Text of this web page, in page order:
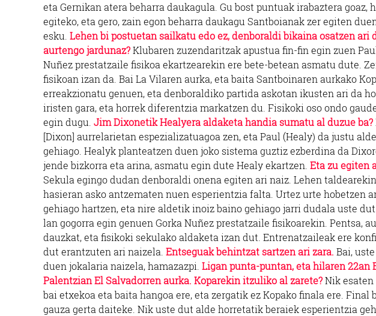
eta Gernikan atera beharra daukagula. Gu bost puntuak irabaztera goaz,
egiteko, eta gero, zain egon beharra daukagu Santboianak zer egiten
esku. Lehen bi postuetan sailkatu edo ez, denboraldi bikaina osatzen ari
aurtengo jardunaz?Klubaren zuzendaritzak apustua fin-fin egin zuen
Nuñez prestatzaile fisikoa ekartzearekin ere bete-betean asmatu dute.
fisikoan izan da. Bai La Vilaren aurka, eta baita Santboinaren aurkako
erreakzionatu genuen, eta denboraldiko partida askotan ikusten ari da
iristen gara, eta horrek diferentzia markatzen du. Fisikoki oso ondo
egin dugu. Jim Dixonetik Healyera aldaketa handia sumatu al duzue ba?
[Dixon] aurrelarietan espezializatuagoa zen, eta Paul (Healy) da justu
gehiago. Healyk planteatzen duen joko sistema guztiz ezberdina da
jende bizkorra eta arina, asmatu egin dute Healy ekartzen. Eta zu egiten
Sekula egingo dudan denboraldi onena egiten ari naiz. Lehen
hasieran asko antzematen nuen esperientzia falta. Urtez urte hobetzen
gehiago hartzen, eta nire aldetik inoiz baino gehiago jarri dudala uste dut.
lan gogorra egin genuen Gorka Nuñez prestatzaile fisikoarekin. Pentsa,
dauzkat, eta fisikoki sekulako aldaketa izan dut. Entrenatzaileak ere
dut erantzuten ari naizela. Entseguak behintzat sartzen ari zara. Bai,
duen jokalaria naizela, hamazazpi. Ligan punta-puntan, eta hilaren 22an
Palentzian El Salvadorren aurka. Koparekin itzuliko al zarete?Nik
bai etxekoa eta baita hangoa ere, eta zergatik ez Kopako finala ere. Final
gauza gerta daiteke. Nik uste dut alde horretatik beraiek esperientzia